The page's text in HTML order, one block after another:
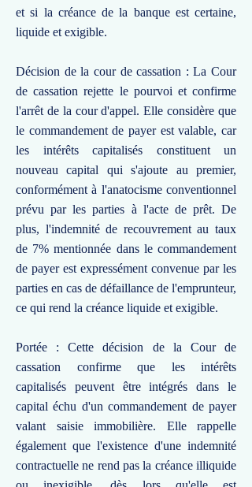
et si la créance de la banque est certaine,
liquide et exigible.
Décision de la cour de cassation : La Cour
de cassation rejette le pourvoi et confirme
l'arrêt de la cour d'appel. Elle considère que
le commandement de payer est valable, car
les intérêts capitalisés constituent un
nouveau capital qui s'ajoute au premier,
conformément à l'anatocisme conventionnel
prévu par les parties à l'acte de prêt. De
plus, l'indemnité de recouvrement au taux
de 7% mentionnée dans le commandement
de payer est expressément convenue par les
parties en cas de défaillance de l'emprunteur,
ce qui rend la créance liquide et exigible.
Portée : Cette décision de la Cour de
cassation confirme que les intérêts
capitalisés peuvent être intégrés dans le
capital échu d'un commandement de payer
valant saisie immobilière. Elle rappelle
également que l'existence d'une indemnité
contractuelle ne rend pas la créance illiquide